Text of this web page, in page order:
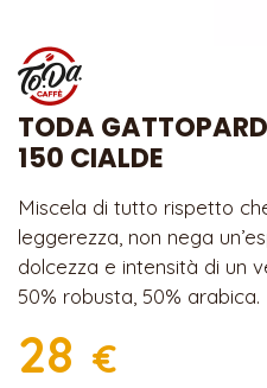
TODA
150 CIALDE
Miscela di tutto rispetto
leggerezza, non nega
dolcezza e intensità di un
50% robusta, 50% arabica.
28 €